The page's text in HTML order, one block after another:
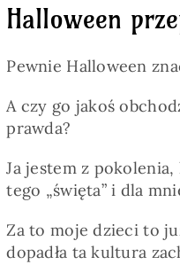
Halloween
Pewnie Halloween
A czy go jakoś
prawda?
Ja jestem z
tego „święta” i dla
Za to moje dzieci to
dopadła ta kultura